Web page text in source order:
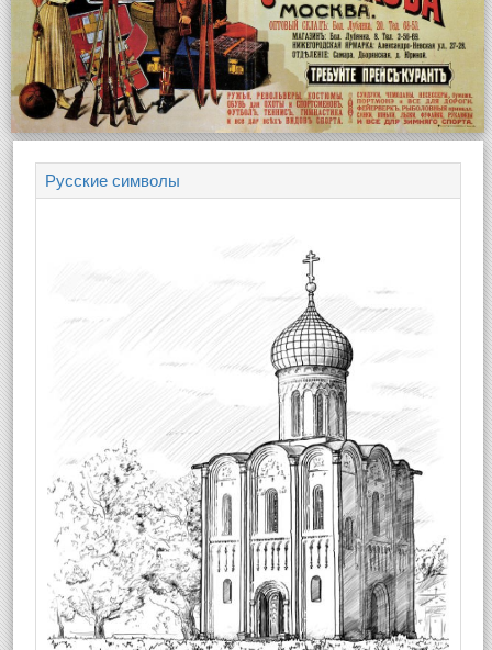
Русские символы